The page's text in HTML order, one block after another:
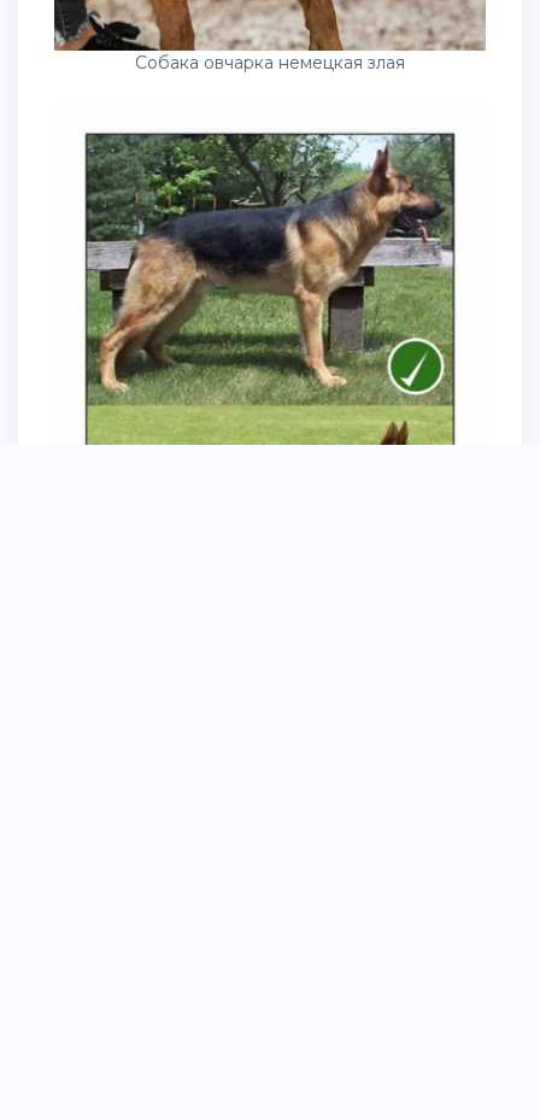
Собака овчарка немецкая злая